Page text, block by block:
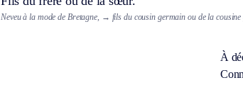
Neveu à la mode de Bretagne, → fils du cousin germain ou de la cousine
À